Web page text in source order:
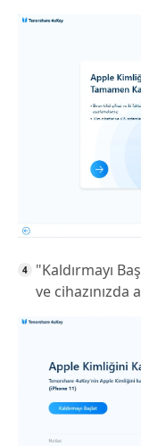
"Kaldırmayı
ve cihazınızda